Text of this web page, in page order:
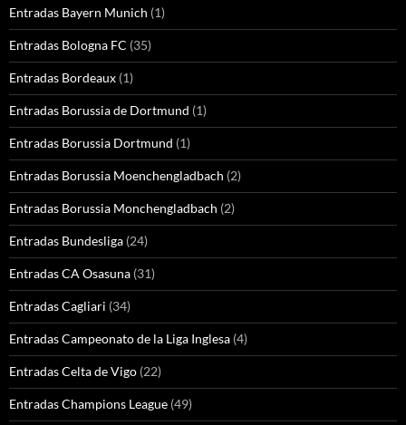
Entradas Bayern Munich (1)
Entradas Bologna FC (35)
Entradas Bordeaux (1)
Entradas Borussia de Dortmund (1)
Entradas Borussia Dortmund (1)
Entradas Borussia Moenchengladbach (2)
Entradas Borussia Monchengladbach (2)
Entradas Bundesliga (24)
Entradas CA Osasuna (31)
Entradas Cagliari (34)
Entradas Campeonato de la Liga Inglesa (4)
Entradas Celta de Vigo (22)
Entradas Champions League (49)